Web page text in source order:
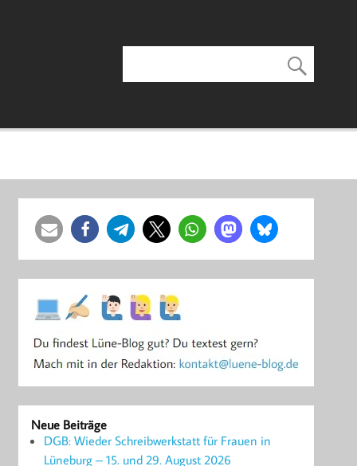
Neue Beiträge
DGB: Wieder Schreibwerkstatt für Frauen in
Lüneburg – 15. und 29. August 2026